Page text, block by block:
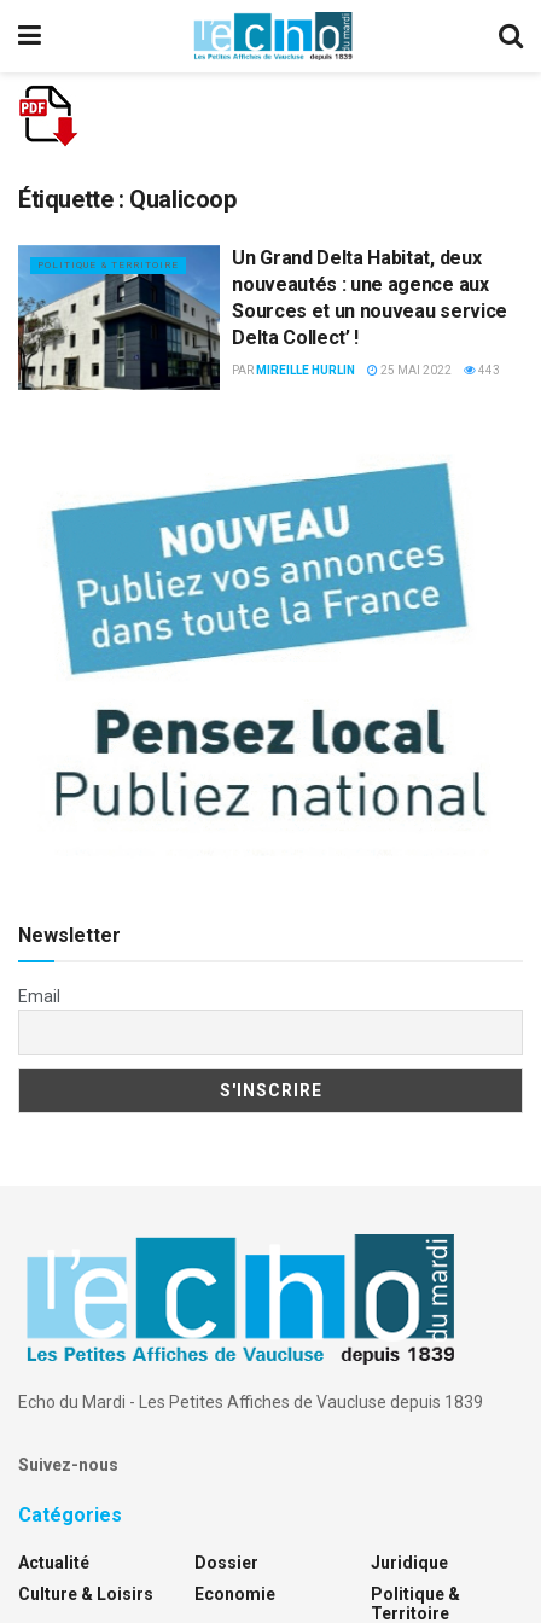
Étiquette : Qualicoop
POLITIQUE & TERRITOIRE
Un Grand Delta Habitat, deux
nouveautés : une agence aux
Sources et un nouveau service
Delta Collect’ !
PAR MIREILLE HURLIN 25 MAI 2022 443
Newsletter
Email
Echo du Mardi - Les Petites Affiches de Vaucluse depuis 1839
Suivez-nous
Catégories
Actualité
Culture & Loisirs
Dossier
Economie
Juridique
Politique &
Territoire